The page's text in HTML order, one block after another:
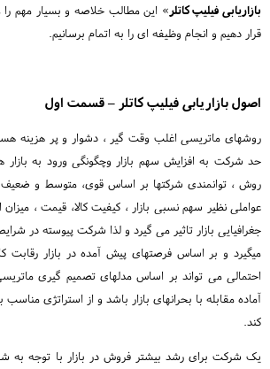
بازاریابی فیلیپ کاتلر» این مطالب خلاصه و بسیار مهم
قرار دهیم و انجام وظیفه ای را به اتمام برسانیم.
اصول بازاریابی فیلیپ کاتلر – قسمت اول
روشهای ماتریسی اغلب وقت گیر ، دشوار و پر هزینه
حد شرکت به افزایش سهم بازار وچگونگی ورود به بازار
روش ، توانمندی شرکتها بر اساس قوی، متوسط و
عواملی نظیر سهم نسبی بازار ، کیفیت کالا، قیمت ،
جغرافیایی بازار تاثیر می گیرد و لذا شرکت پیوسته در
میگیرد و بر اساس فرصتهای پیش آمده در بازار رقابت
آماده مقابله با بحرانهای بازار باشد و از استراتژی مناسب
کند.
یک شرکت برای رشد بیشتر فروش در بازار با توجه به